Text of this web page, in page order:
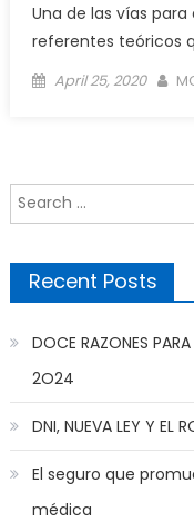
Una de las vías
referentes teóricos
Posted
April 25, 2020
Search
for:
Recent Posts
DOCE RAZONES
2O24
DNI, NUEVA LEY Y EL
El seguro que
médica